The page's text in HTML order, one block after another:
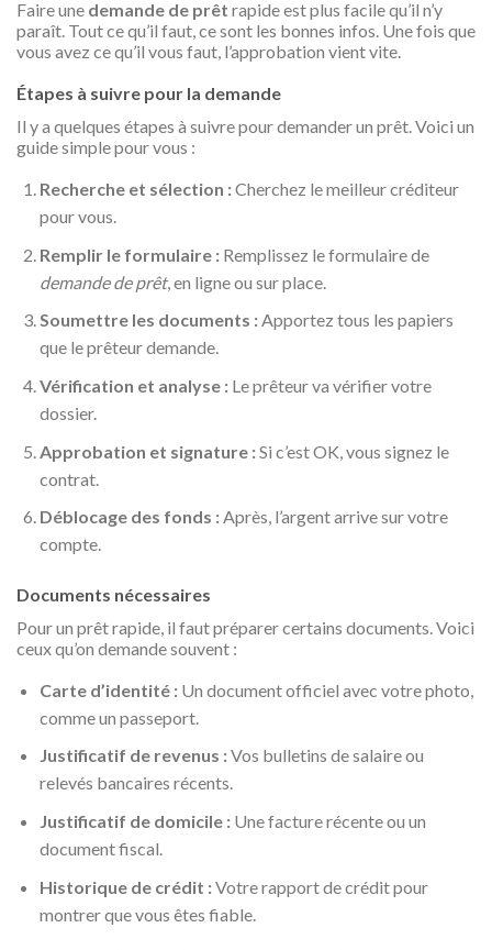
Faire une demande de prêt rapide est plus facile qu’il n’y
paraît. Tout ce qu’il faut, ce sont les bonnes infos. Une fois que
vous avez ce qu’il vous faut, l’approbation vient vite.
Étapes à suivre pour la demande
Il y a quelques étapes à suivre pour demander un prêt. Voici un
guide simple pour vous :
Recherche et sélection :Cherchez le meilleur créditeur
pour vous.
Remplir le formulaire : Remplissez le formulaire de
demande de prêt, en ligne ou sur place.
Soumettre les documents :Apportez tous les papiers
que le prêteur demande.
Vérification et analyse : Le prêteur va vérifier votre
dossier.
Approbation et signature :Si c’est OK, vous signez le
contrat.
Déblocage des fonds :Après, l’argent arrive sur votre
compte.
Documents nécessaires
Pour un prêt rapide, il faut préparer certains documents. Voici
ceux qu’on demande souvent :
Carte d’identité : Un document officiel avec votre photo,
comme un passeport.
Justificatif de revenus :Vos bulletins de salaire ou
relevés bancaires récents.
Justificatif de domicile : Une facture récente ou un
document fiscal.
Historique de crédit :Votre rapport de crédit pour
montrer que vous êtes fiable.